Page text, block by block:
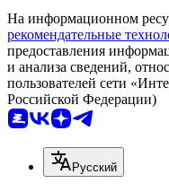
На информационном
рекомендательные
предоставления
и анализа сведений,
пользователей сети
Российской Федерации)
Русский